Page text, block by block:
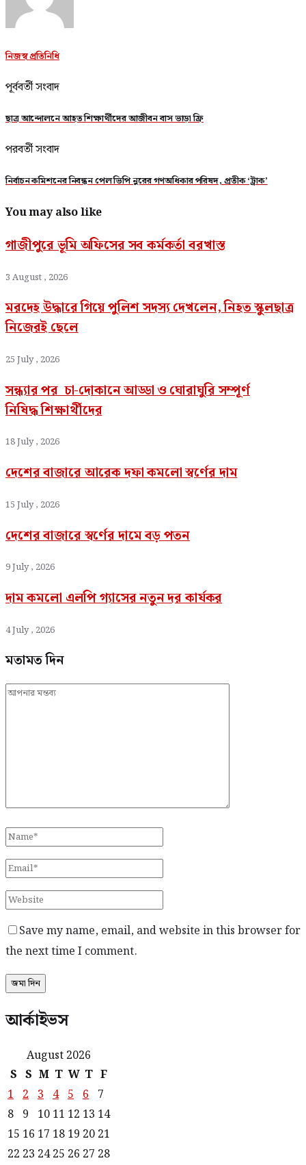
নিজস্ব প্রতিনিধি
পূর্ববর্তী সংবাদ
ছাত্র আন্দোলনে আহত শিক্ষার্থীদের আজীবন বাস ভাড়া ফ্রি
পরবর্তী সংবাদ
নির্বাচন কমিশনের নিবন্ধন পেল ভিপি নুরের গণঅধিকার পরিষদ, প্রতীক ‘ট্রাক’
You may also like
গাজীপুরে ভূমি অফিসের সব কর্মকর্তা বরখাস্ত
3 August , 2026
মরদেহ উদ্ধারে গিয়ে পুলিশ সদস্য দেখলেন, নিহত স্কুলছাত্র
নিজেরই ছেলে
25 July , 2026
সন্ধ্যার পর চা-দোকানে আড্ডা ও ঘোরাঘুরি সম্পূর্ণ
নিষিদ্ধ শিক্ষার্থীদের
18 July , 2026
দেশের বাজারে আরেক দফা কমলো স্বর্ণের দাম
15 July , 2026
দেশের বাজারে স্বর্ণের দামে বড় পতন
9 July , 2026
দাম কমলো এলপি গ্যাসের নতুন দর কার্যকর
4 July , 2026
মতামত দিন
Save my name, email, and website in this browser for
the next time I comment.
আর্কাইভস
August 2026
S S M T W T F
1 2 3 4 5 6 7
8 9 10 11 12 13 14
15 16 17 18 19 20 21
22 23 24 25 26 27 28